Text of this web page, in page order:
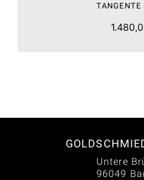
TANGENTE
Untere
96049